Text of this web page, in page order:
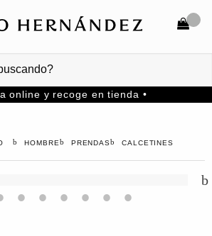
COMPRAR
online y recoge en tienda •
HOMBRE PRENDAS CALCETINES